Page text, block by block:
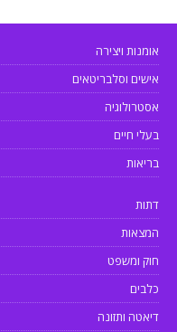
אומנות ויצירה
אישים וסלבריטאים
אסטרולוגיה
בעלי חיים
בריאות
דתות
המצאות
חוק ומשפט
כלבים
דיאטה ותזונה